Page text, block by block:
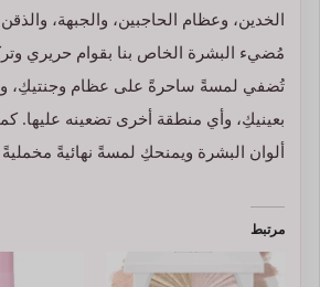
الخدين، وعظام الحاجبين، والجبهة،
مُضيء البشرة الخاص بنا بقوام حريري
تُضفي لمسةً ساحرةً على عظام وجنتيكِ،
بعينيكِ، وأي منطقة أخرى تضعينه عليها.
ألوان البشرة ويمنحكِ لمسةً نهائيةً مخمليةً
مرتبط